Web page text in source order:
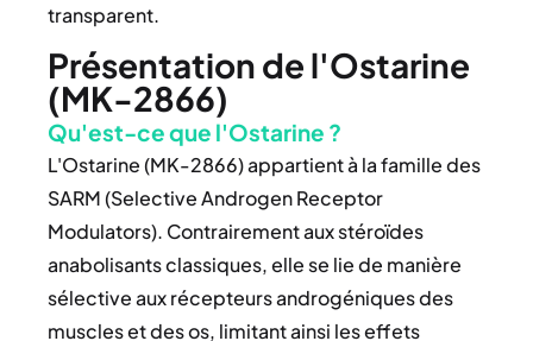
transparent.
Présentation de l'Ostarine
(MK-2866)
Qu'est-ce que l'Ostarine ?
L'Ostarine (MK-2866) appartient à la famille des
SARM (Selective Androgen Receptor
Modulators). Contrairement aux stéroïdes
anabolisants classiques, elle se lie de manière
sélective aux récepteurs androgéniques des
muscles et des os, limitant ainsi les effets